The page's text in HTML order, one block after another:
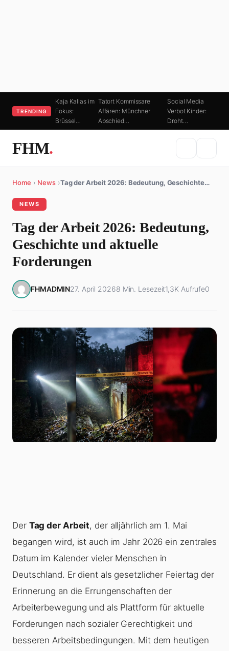
TRENDING
Kaja Kallas im
Fokus:
Brüssel…
Tatort Kommissare
Affären: Münchner
Abschied…
Social Media
Verbot Kinder:
Droht…
FHM.
Home › News ›Tag der Arbeit 2026: Bedeutung, Geschichte…
NEWS
Tag der Arbeit 2026: Bedeutung,
Geschichte und aktuelle
Forderungen
FHMADMIN27. April 20268 Min. Lesezeit1,3K Aufrufe0
Der Tag der Arbeit, der alljährlich am 1. Mai
begangen wird, ist auch im Jahr 2026 ein zentrales
Datum im Kalender vieler Menschen in
Deutschland. Er dient als gesetzlicher Feiertag der
Erinnerung an die Errungenschaften der
Arbeiterbewegung und als Plattform für aktuelle
Forderungen nach sozialer Gerechtigkeit und
besseren Arbeitsbedingungen. Mit dem heutigen